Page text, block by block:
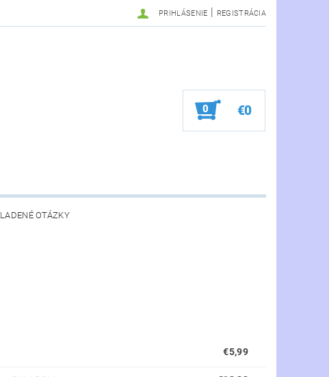
PRIHLÁSENIE | REGISTRÁCIA
0 €0
OTÁZKY
€5,99